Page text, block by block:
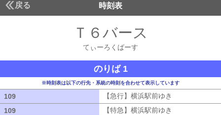
戻る 時刻表
Ｔ６バース
てぃーろくばーす
のりば 1
※時刻表は以下の行先・系統の時刻を合わせて表示しています
109 【急行】横浜駅前ゆき
109
【特急】横浜駅前ゆき